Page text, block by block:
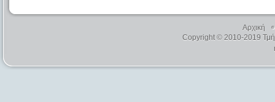
Αρχική
Copyright © 2010-2019